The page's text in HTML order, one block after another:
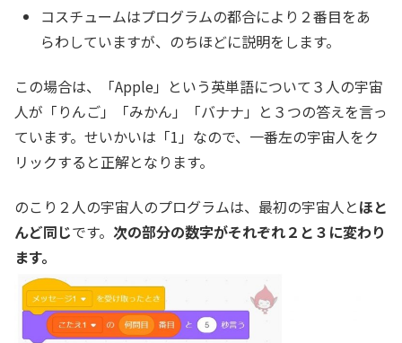
コスチュームはプログラムの都合により２番目をあ
らわしていますが、のちほどに説明をします。
この場合は、「Apple」という英単語について３人の宇宙
人が「りんご」「みかん」「バナナ」と３つの答えを言っ
ています。せいかいは「1」なので、一番左の宇宙人をク
リックすると正解となります。
のこり２人の宇宙人のプログラムは、最初の宇宙人とほと
んど同じです。 次の部分の数字がそれぞれ２と３に変わり
ます。